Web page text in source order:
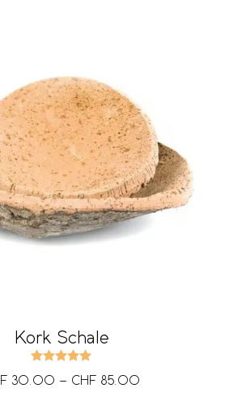
Kork Schale
30.00 – CHF 85.00